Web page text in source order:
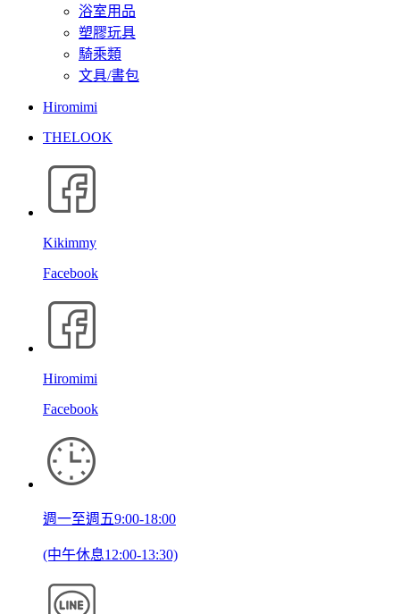
浴室用品
塑膠玩具
騎乘類
文具/書包
Hiromimi
THELOOK
Kikimmy
Facebook
Hiromimi
Facebook
週一至週五9:00-18:00
(中午休息12:00-13:30)